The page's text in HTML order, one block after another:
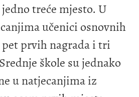
treće mjesto. U
učenici osnovnih
prvih nagrada i tri
škole su jednako
u natjecanjima iz